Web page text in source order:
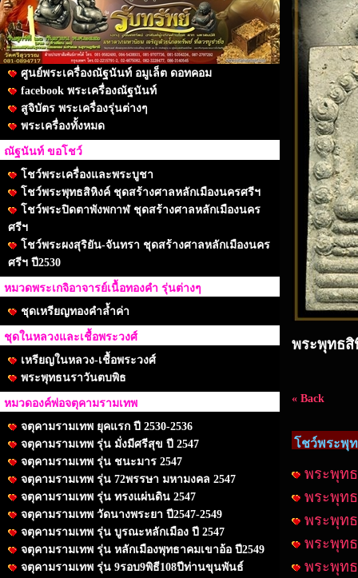
ศูนย์พระเครื่องณัฐนันท์ อมูเล็ต ดอทคอม
facebook พระเครื่องณัฐนันท์
สูจิบัตร พระเครื่องรุ่นต่างๆ
พระเครื่องทั้งหมด
ณัฐนันท์ ขอโชว์
โชว์พระเครื่องและพระบูชา
โชว์พระพุทธสิหิงค์ ชุดสร้างศาลหลักเมืองนครศรีฯ
โชว์พระปิดตาพังพกาฬ ชุดสร้างศาลหลักเมืองนคร
ศรีฯ
โชว์พระผงสุริยัน-จันทรา ชุดสร้างศาลหลักเมืองนคร
ศรีฯ ปี2530
หมวดพระเกจิอาจารย์เนื้อทองคำ รุ่นต่างๆ
ชุดเหรียญทองคำล้ำค่า
ชุดในหลวงและเชื้อพระวงศ์
เหรียญในหลวง-เชื้อพระวงศ์
พระพุทธนราวันตบพิธ
หมวดองค์พ่อจตุคามรามเทพ
จตุคามรามเทพ ยุคแรก ปี 2530-2536
จตุคามรามเทพ รุ่น มั่งมีศรีสุข ปี 2547
จตุคามรามเทพ รุ่น ชนะมาร 2547
จตุคามรามเทพ รุ่น 72พรรษา มหามงคล 2547
จตุคามรามเทพ รุ่น ทรงแผ่นดิน 2547
จตุคามรามเทพ วัดนางพระยา ปี2547-2549
จตุคามรามเทพ รุ่น บูรณะหลักเมือง ปี 2547
จตุคามรามเทพ รุ่น หลักเมืองพุทธาคมเขาอ้อ ปี2549
จตุคามรามเทพ รุ่น 9รอบ9พิธี108ปีท่านขุนพันธ์
พระพุทธสิ
« Back
โชว์พระพุ
พระพุทธ
พระพุท
พระพุท
พระพุท
พระพุท